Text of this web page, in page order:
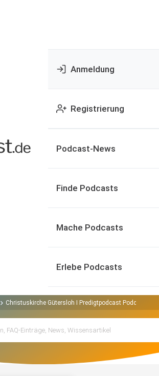
Anmeldung
Registrierung
Podcast-News
Finde Podcasts
Mache Podcasts
Erlebe Podcasts
Christuskirche Gütersloh I Predigtpodcast Podcast